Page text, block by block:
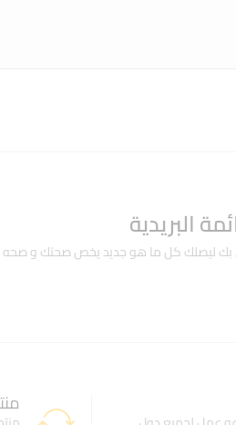
البريدية
بك ليصلك كل ما هو جديد يخص صحتك و